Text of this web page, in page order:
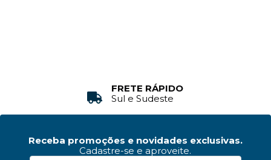
FRETE RÁPIDO
Sul e Sudeste
Receba promoções e novidades exclusivas.
Cadastre-se e aproveite.